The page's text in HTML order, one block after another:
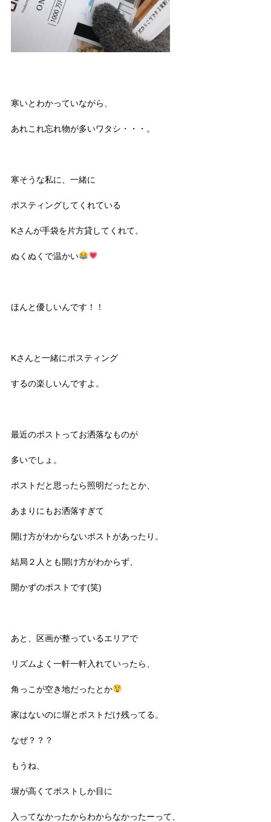
寒いとわかっていながら、
あれこれ忘れ物が多いワタシ・・・。
寒そうな私に、一緒に
ポスティングしてくれている
Kさんが手袋を片方貸してくれて。
ぬくぬくで温かい
ほんと優しいんです！！
Kさんと一緒にポスティング
するの楽しいんですよ。
最近のポストってお洒落なものが
多いでしょ。
ポストだと思ったら照明だったとか、
あまりにもお洒落すぎて
開け方がわからないポストがあったり。
結局２人とも開け方がわからず、
開かずのポストです(笑)
あと、区画が整っているエリアで
リズムよく一軒一軒入れていったら、
角っこが空き地だったとか
家はないのに塀とポストだけ残ってる。
なぜ？？？
もうね、
塀が高くてポストしか目に
入ってなかったからわからなかったーって、